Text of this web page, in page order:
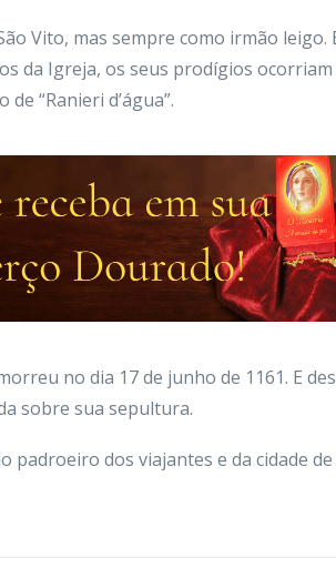
Vito, mas sempre como irmão
da Igreja, os seus prodígios
“Ranieri d’água”.
no dia 17 de junho de 1161. E
sobre sua sepultura.
dos viajantes e da cidade